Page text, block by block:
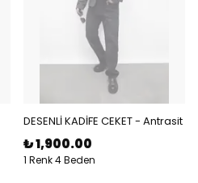
DESENLİ KADİFE CEKET - Antrasit
₺ 1,900.00
1 Renk 4 Beden